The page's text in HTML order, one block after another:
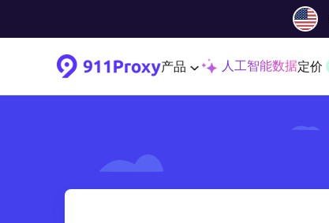
产品 人工智能数据定价